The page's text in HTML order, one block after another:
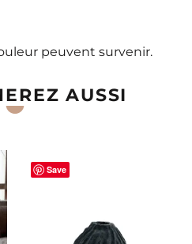
peuvent survenir.
AUSSI
Save